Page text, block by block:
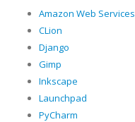
Amazon Web Services
CLion
Django
Gimp
Inkscape
Launchpad
PyCharm